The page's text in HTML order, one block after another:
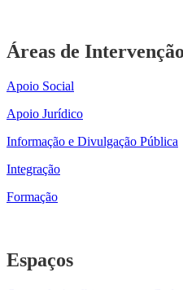
Áreas de Intervenção
Apoio Social
Apoio Jurídico
Informação e Divulgação Pública
Integração
Formação
Espaços